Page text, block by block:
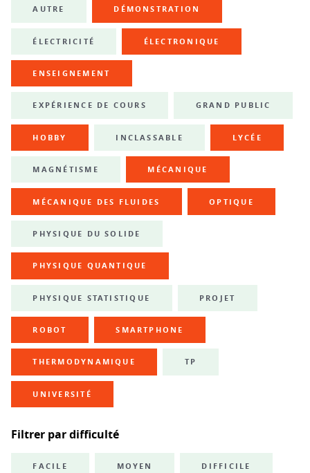
AUTRE DÉMONSTRATION
ÉLECTRICITÉ ÉLECTRONIQUE
ENSEIGNEMENT
EXPÉRIENCE DE COURS GRAND PUBLIC
HOBBY INCLASSABLE LYCÉE
MAGNÉTISME MÉCANIQUE
MÉCANIQUE DES FLUIDES OPTIQUE
PHYSIQUE DU SOLIDE
PHYSIQUE QUANTIQUE
PHYSIQUE STATISTIQUE PROJET
ROBOT SMARTPHONE
THERMODYNAMIQUE TP
UNIVERSITÉ
Filtrer par difficulté
FACILE MOYEN DIFFICILE